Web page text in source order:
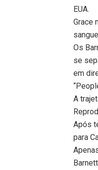
EUA.
Grace
Os
se
em
A
Após
para